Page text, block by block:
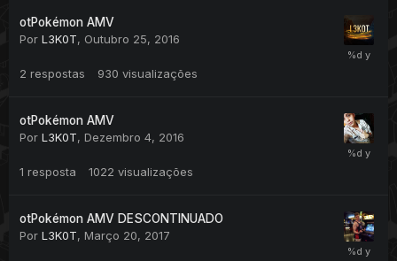
otPokémon AMV
Por L3K0T, Outubro 25, 2016
2 respostas 930 visualizações
otPokémon AMV
Por L3K0T, Dezembro 4, 2016
1 resposta 1022 visualizações
otPokémon AMV DESCONTINUADO
Por L3K0T, Março 20, 2017